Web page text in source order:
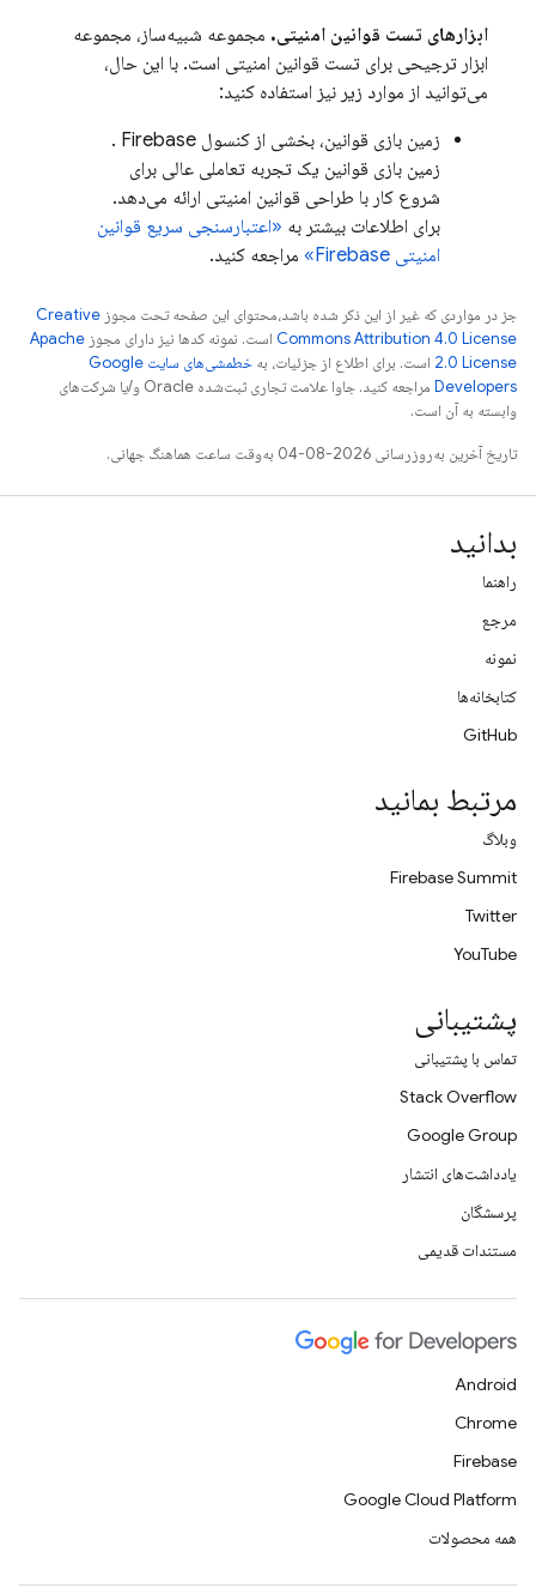
ابزارهای تست قوانین امنیتی. مجموعه شبیه‌ساز، مجموعه
ابزار ترجیحی برای تست قوانین امنیتی است. با این حال،
می‌توانید از موارد زیر نیز استفاده کنید:
زمین بازی قوانین، بخشی از کنسول Firebase
.
زمین بازی قوانین یک تجربه تعاملی عالی برای
شروع کار با طراحی قوانین امنیتی ارائه می‌دهد.
برای اطلاعات بیشتر به «اعتبارسنجی سریع قوانین
امنیتی Firebase»
مراجعه کنید.
جز در مواردی که غیر از این ذکر شده باشد،‌محتوای این صفحه تحت مجوز Creative
Commons Attribution 4.0 License است. نمونه کدها نیز دارای مجوز Apache
2.0 License است. برای اطلاع از جزئیات، به
خطمشی‌های سایت Google
Developers‏
مراجعه کنید. جاوا علامت تجاری ثبت‌شده Oracle و/یا شرکت‌های
وابسته به آن است.
تاریخ آخرین به‌روزرسانی 2026-08-04 به‌وقت ساعت هماهنگ جهانی.
بدانید
راهنما
مرجع
نمونه
کتابخانه‌ها
GitHub
مرتبط بمانید
وبلاگ
Firebase Summit
Twitter
YouTube
پشتیبانی
تماس با پشتیبانی
Stack Overflow
Google Group
یادداشت‌های انتشار
پرسشگان
مستندات قدیمی
Android
Chrome
Firebase
Google Cloud Platform
همه محصولات